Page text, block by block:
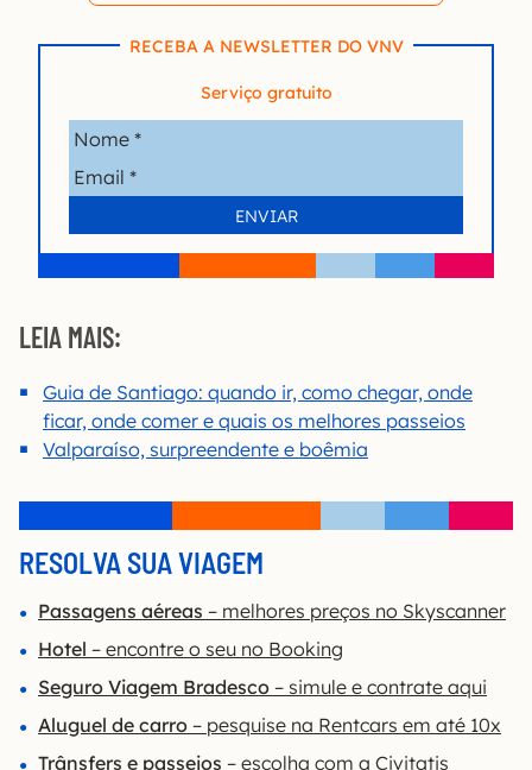
RECEBA A NEWSLETTER DO VNV
Serviço gratuito
LEIA MAIS:
Guia de Santiago: quando ir, como chegar, onde
ficar, onde comer e quais os melhores passeios
Valparaíso, surpreendente e boêmia
RESOLVA SUA VIAGEM
Passagens aéreas – melhores preços no Skyscanner
Hotel – encontre o seu no Booking
Seguro Viagem Bradesco – simule e contrate aqui
Aluguel de carro – pesquise na Rentcars em até 10x
Trânsfers e passeios – escolha com a Civitatis